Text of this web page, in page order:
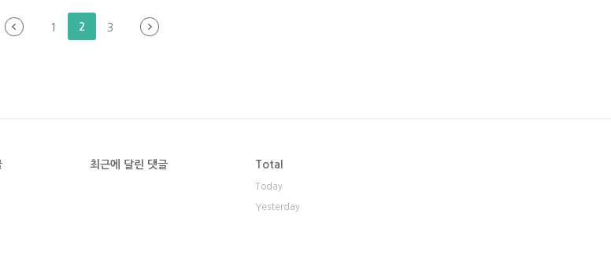
1 2 3
최근에 달린 댓글 Total
Today
Yesterday